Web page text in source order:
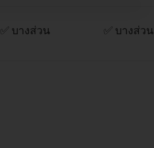
✅ บางส่วน ✅ บางส่วน